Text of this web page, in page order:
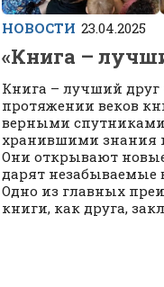
НОВОСТИ 23.04.2025
«Книга –
Книга – лучший друг
протяжении веков
верными
хранившими знания
Они открывают
дарят незабываемые
Одно из главных
книги, как друга,